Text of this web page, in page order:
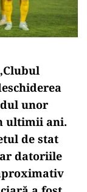
unor
ultimii ani.
de stat
datoriile